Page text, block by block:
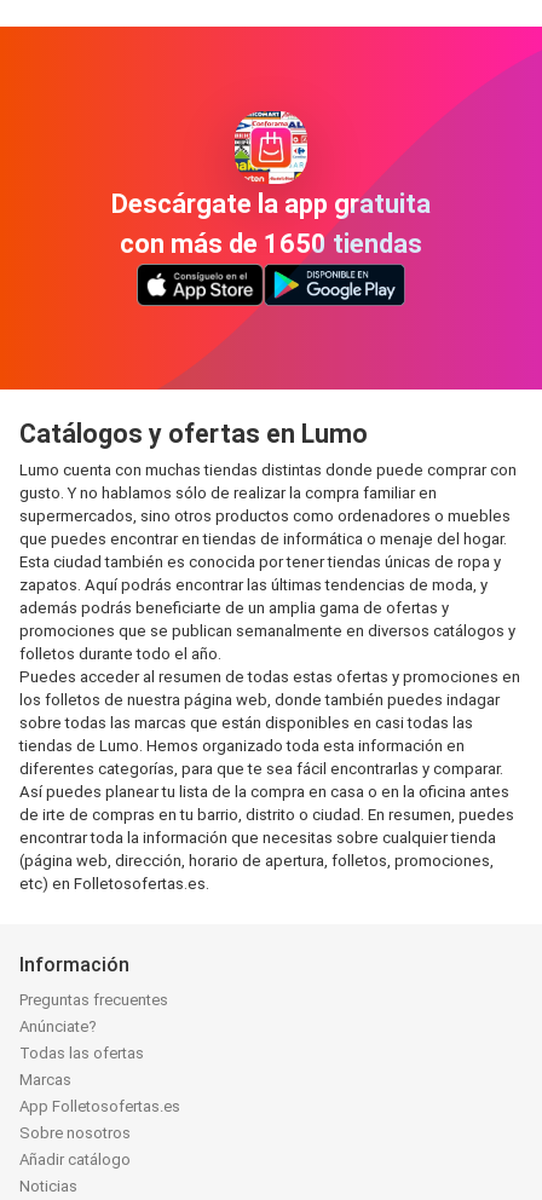
Descárgate la app gratuita
con más de 1650 tiendas
Catálogos y ofertas en Lumo
Lumo cuenta con muchas tiendas distintas donde puede comprar con
gusto. Y no hablamos sólo de realizar la compra familiar en
supermercados, sino otros productos como ordenadores o muebles
que puedes encontrar en tiendas de informática o menaje del hogar.
Esta ciudad también es conocida por tener tiendas únicas de ropa y
zapatos. Aquí podrás encontrar las últimas tendencias de moda, y
además podrás beneficiarte de un amplia gama de ofertas y
promociones que se publican semanalmente en diversos catálogos y
folletos durante todo el año.
Puedes acceder al resumen de todas estas ofertas y promociones en
los folletos de nuestra página web, donde también puedes indagar
sobre todas las marcas que están disponibles en casi todas las
tiendas de Lumo. Hemos organizado toda esta información en
diferentes categorías, para que te sea fácil encontrarlas y comparar.
Así puedes planear tu lista de la compra en casa o en la oficina antes
de irte de compras en tu barrio, distrito o ciudad. En resumen, puedes
encontrar toda la información que necesitas sobre cualquier tienda
(página web, dirección, horario de apertura, folletos, promociones,
etc) en Folletosofertas.es.
Información
Preguntas frecuentes
Anúnciate?
Todas las ofertas
Marcas
App Folletosofertas.es
Sobre nosotros
Añadir catálogo
Noticias